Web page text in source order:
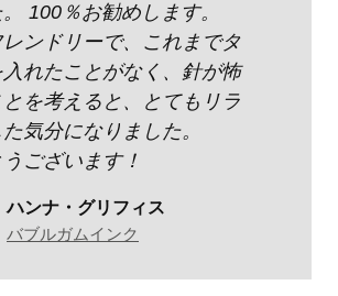
100％お勧めします。
レンドリーで、これまでタ
入れたことがなく、針が怖
を考えると、とてもリラ
気分になりました。
ございます！
ハンナ・グリフィス
バブルガムインク